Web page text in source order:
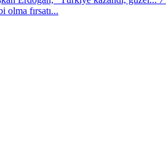
olma fırsatı...